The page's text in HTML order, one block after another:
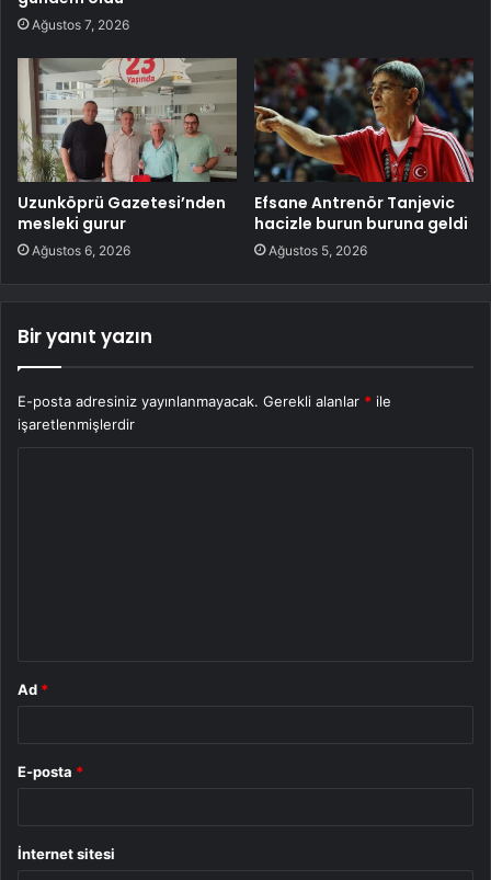
Ağustos 7, 2026
Uzunköprü Gazetesi’nden
mesleki gurur
Ağustos 6, 2026
Efsane Antrenör Tanjevic
hacizle burun buruna geldi
Ağustos 5, 2026
Bir yanıt yazın
E-posta adresiniz yayınlanmayacak. Gerekli alanlar * ile
işaretlenmişlerdir
Ad *
E-posta *
İnternet sitesi